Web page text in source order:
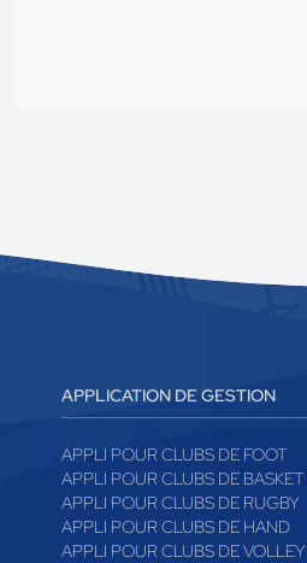
APPLICATION DE GESTION
APPLI POUR CLUBS DE FOOT
APPLI POUR CLUBS DE BASKET
APPLI POUR CLUBS DE RUGBY
APPLI POUR CLUBS DE HAND
APPLI POUR CLUBS DE VOLLEY